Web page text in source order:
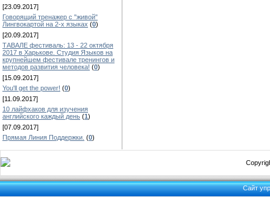
[23.09.2017]
Говорящий тренажер с "живой"
Лингвокартой на 2-х языках (0)
[20.09.2017]
ТАВАЛЕ фестиваль: 13 - 22 октября
2017 в Харькове. Студия Языков на
крупнейшем фестивале тренингов и
методов развития человека! (0)
[15.09.2017]
You'll get the power! (0)
[11.09.2017]
10 лайфхаков для изучения
английского каждый день (1)
[07.09.2017]
Прямая Линия Поддержки. (0)
Сайт